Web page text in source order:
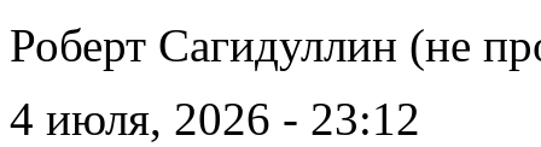
Роберт Сагидуллин (не
4 июля, 2026 - 23:12